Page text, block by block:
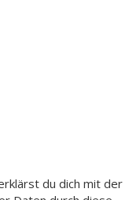
du dich mit der